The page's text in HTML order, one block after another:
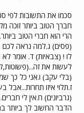
סכמו את התשובות לפי
חברך הטוב ביותר זוכה
הרי הוא חברי הטוב
(פסים) ג.למה נראה לכם
לו ! (צבאיות) ד. אומר לא
לעשות את
(בלי עקב) ו.אני כל כך
ז.תלוי איזו תחרות...אבל
הדבר החשוב לך ביותר